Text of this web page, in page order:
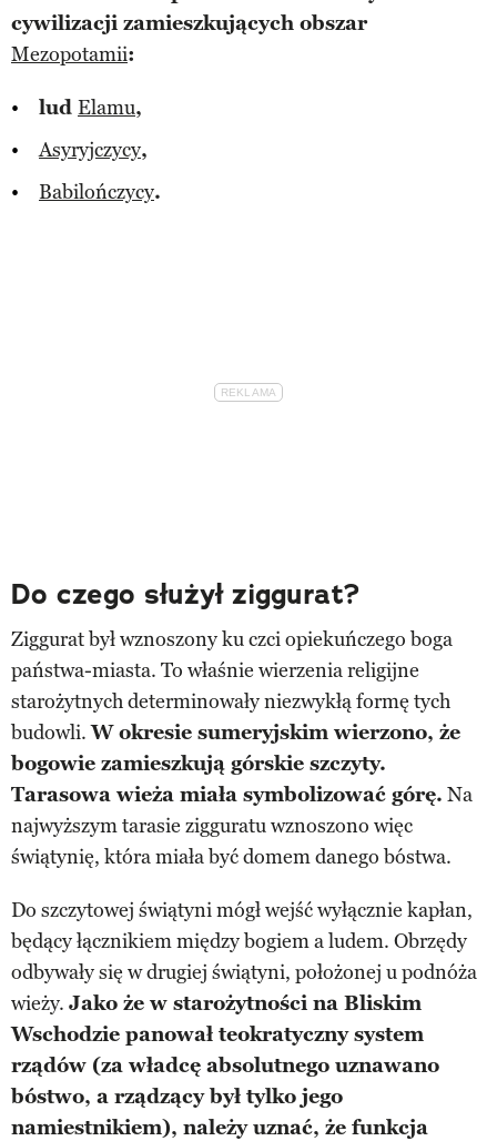
cywilizacji zamieszkujących obszar
Mezopotamii:
lud Elamu,
Asyryjczycy,
Babilończycy.
Do czego służył ziggurat?
Ziggurat był wznoszony ku czci opiekuńczego boga
państwa-miasta. To właśnie wierzenia religijne
starożytnych determinowały niezwykłą formę tych
budowli.W okresie sumeryjskim wierzono, że
bogowie zamieszkują górskie szczyty.
Tarasowa wieża miała symbolizować górę. Na
najwyższym tarasie zigguratu wznoszono więc
świątynię, która miała być domem danego bóstwa.
Do szczytowej świątyni mógł wejść wyłącznie kapłan,
będący łącznikiem między bogiem a ludem. Obrzędy
odbywały się w drugiej świątyni, położonej u podnóża
wieży. Jako że w starożytności na Bliskim
Wschodzie panował teokratyczny system
rządów (za władcę absolutnego uznawano
bóstwo, a rządzący był tylko jego
namiestnikiem), należy uznać, że funkcja